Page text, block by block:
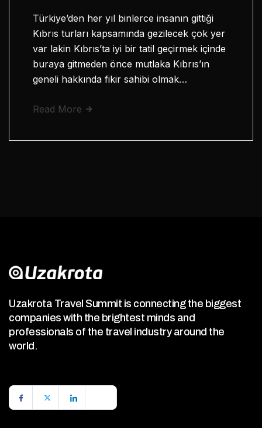
Türkiye’den her yıl binlerce insanın gittiği
Kıbrıs turları kapsamında gezilecek çok yer
var lakin Kıbrıs’ta iyi bir tatil geçirmek içinde
buraya gitmeden önce mutlaka Kıbrıs’ın
geneli hakkında fikir sahibi olmak…
Read More
Uzakrota Travel Summit is connecting the biggest
companies with the brightest minds and
professionals of the travel industry around the
world.